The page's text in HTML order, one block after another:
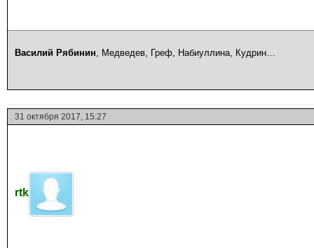
Василий Рябинин , Медведев, Греф, Набиуллина, Кудрин…
31 октября 2017, 15:27
rtk